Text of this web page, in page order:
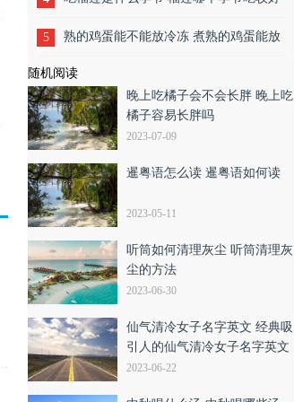
5 熟的鸡蛋能不能放冷冻 煮熟的鸡蛋能放
冰箱冷冻吗
随机阅读
晚上吃橘子会不会长胖 晚上吃
橘子容易长胖吗
2023-07-09
暹粤语怎么读 暹粤语如何读
2023-05-11
听筒如何清理灰尘 听筒清理灰
尘的方法
2023-06-30
仙气清冷女子名字英文 经典吸
引人的仙气清冷女子名字英文
2023-06-22